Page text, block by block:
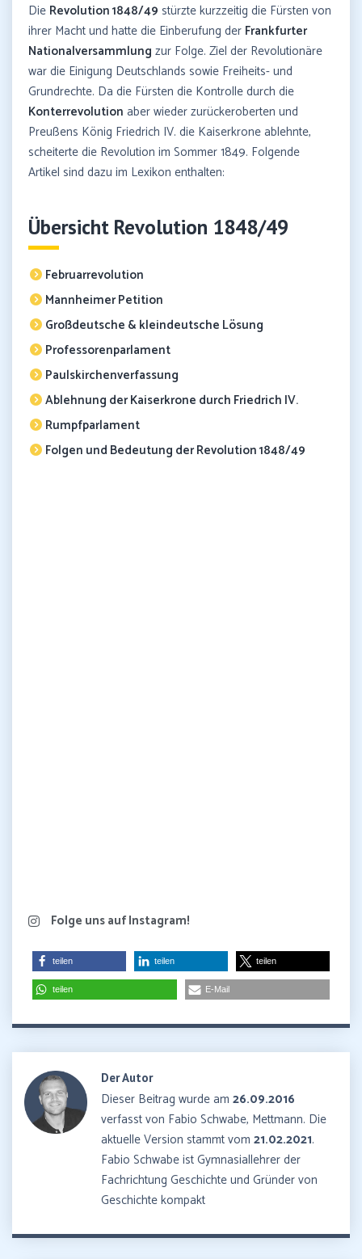
Die Revolution 1848/49 stürzte kurzzeitig die Fürsten von
ihrer Macht und hatte die Einberufung der Frankfurter
Nationalversammlung zur Folge. Ziel der Revolutionäre
war die Einigung Deutschlands sowie Freiheits- und
Grundrechte. Da die Fürsten die Kontrolle durch die
Konterrevolution aber wieder zurückeroberten und
Preußens König Friedrich IV. die Kaiserkrone ablehnte,
scheiterte die Revolution im Sommer 1849. Folgende
Artikel sind dazu im Lexikon enthalten:
Übersicht Revolution 1848/49
Februarrevolution
Mannheimer Petition
Großdeutsche & kleindeutsche Lösung
Professorenparlament
Paulskirchenverfassung
Ablehnung der Kaiserkrone durch Friedrich IV.
Rumpfparlament
Folgen und Bedeutung der Revolution 1848/49
Folge uns auf Instagram!
teilen teilen teilen
teilen E-Mail
Der Autor
Dieser Beitrag wurde am 26.09.2016
verfasst von Fabio Schwabe, Mettmann. Die
aktuelle Version stammt vom 21.02.2021.
Fabio Schwabe ist Gymnasiallehrer der
Fachrichtung Geschichte und Gründer von
Geschichte kompakt